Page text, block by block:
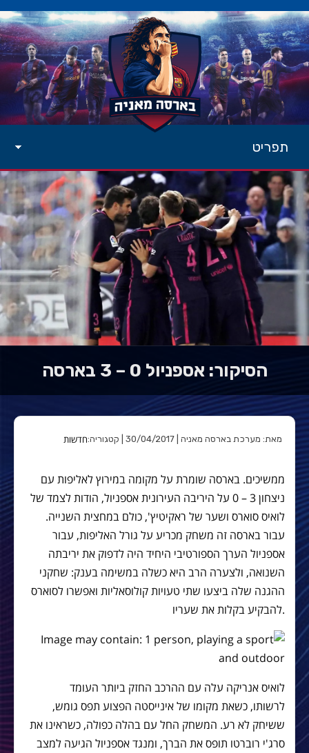
תפריט
הסיקור: אספניול 0 – 3 בארסה
מאת: מערכת בארסה מאניה | 30/04/2017 | קטגוריה: חדשות
ממשיכים. בארסה שומרת על מקומה במירוץ לאליפות עם
ניצחון 3 – 0 על היריבה העירונית אספניול, הודות לצמד של
לואיס סוארס ושער של ראקיטיץ', כולם במחצית השנייה.
עבור בארסה זה משחק מכריע על גורל האליפות, עבור
אספניול הערך הספורטיבי היחיד היה לדפוק את יריבתה
השנואה, ולצערה הרב היא כשלה במשימה בענק: שחקני
ההגנה שלה ביצעו שתי טעויות קולוסאליות ואפשרו לסוארס
להבקיע בקלות את שעריו.
לואיס אנריקה עלה עם ההרכב החזק ביותר העומד
לרשותו, כשאת מקומו של אינייסטה הפצוע תפס גומש,
ששיחק לא רע. המשחק החל עם בהלה כפולה, כשראינו את
סרג'י רוברטו תופס את הברך, ומנגד אספניול הגיעה למצב